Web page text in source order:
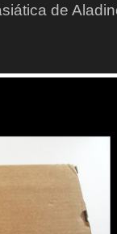
de